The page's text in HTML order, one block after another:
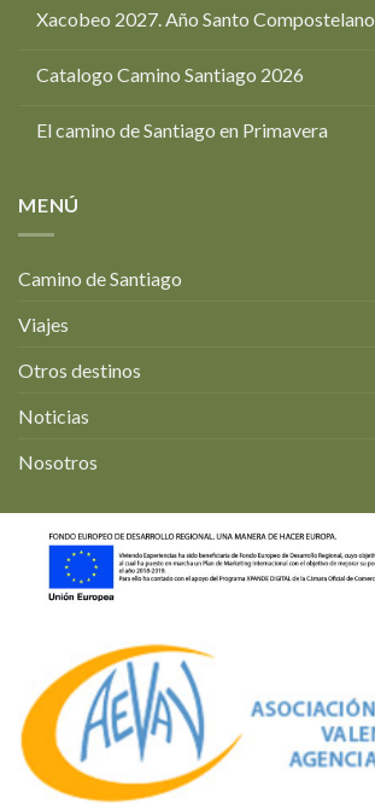
Xacobeo 2027. Año Santo Compostelano
Catalogo Camino Santiago 2026
El camino de Santiago en Primavera
MENÚ
Camino de Santiago
Viajes
Otros destinos
Noticias
Nosotros